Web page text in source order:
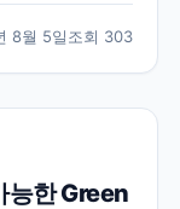
8월 5일조회 303
능한 Green